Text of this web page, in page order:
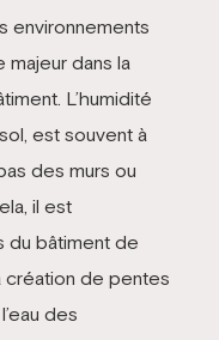
environnements
dans la
L’humidité
est souvent à
des murs ou
il est
du bâtiment de
création de pentes
des